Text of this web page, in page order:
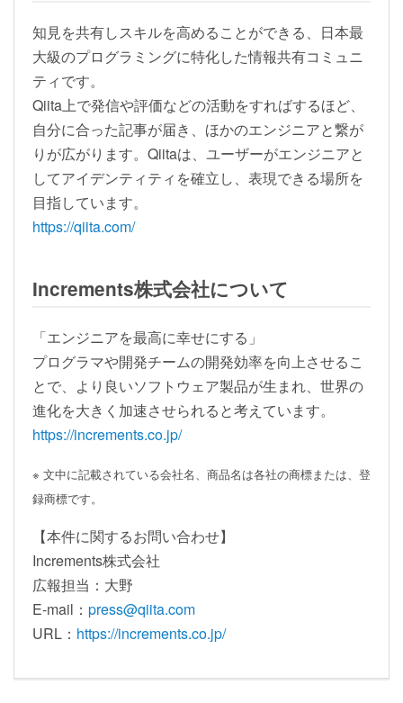
知見を共有しスキルを高めることができる、日本最
大級のプログラミングに特化した情報共有コミュニ
ティです。
Qiita上で発信や評価などの活動をすればするほど、
自分に合った記事が届き、ほかのエンジニアと繋が
りが広がります。Qiitaは、ユーザーがエンジニアと
してアイデンティティを確立し、表現できる場所を
目指しています。
https://qiita.com/
Increments株式会社について
「エンジニアを最高に幸せにする」
プログラマや開発チームの開発効率を向上させるこ
とで、より良いソフトウェア製品が生まれ、世界の
進化を大きく加速させられると考えています。
https://increments.co.jp/
※ 文中に記載されている会社名、商品名は各社の商標または、登
録商標です。
【本件に関するお問い合わせ】
Increments株式会社
広報担当：大野
E-mail： press@qiita.com
URL： https://increments.co.jp/